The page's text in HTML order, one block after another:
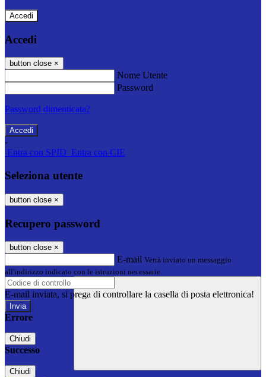
Accedi
Accedi
button close ×
Nome Utente
Password
Password dimenticata?
-
Entra con SPID Entra con CIE
Seleziona utente
button close ×
Recupero password
button close ×
E-mail Verrà inviato un messaggio
all'indirizzo indicato con le istruzioni necessarie.
E-mail inviata, si prega di controllare la casella di posta elettronica!
Errore
Chiudi
Successo
Chiudi